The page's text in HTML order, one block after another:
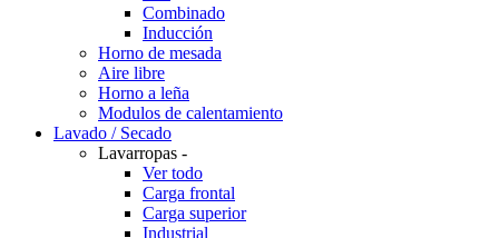
Combinado
Inducción
Horno de mesada
Aire libre
Horno a leña
Modulos de calentamiento
Lavado / Secado
Lavarropas -
Ver todo
Carga frontal
Carga superior
Industrial